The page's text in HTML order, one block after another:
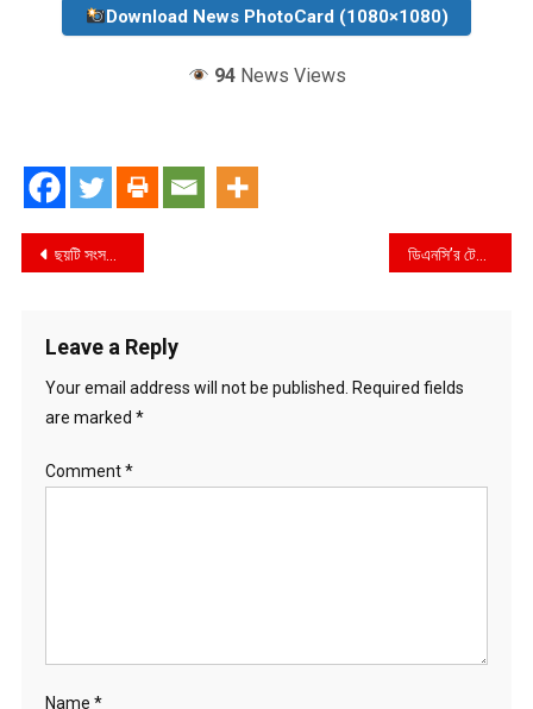
Download News PhotoCard (1080×1080)
94News Views
Post
ছয়টি সংসদীয় আসনে উপ-নির্বাচনে বিজয়ী সংসদ সদস্যদের শপথ গ্রহণ
Leave a Reply
Your email address will not be published.
Required fields
are marked *
Comment*
Name *